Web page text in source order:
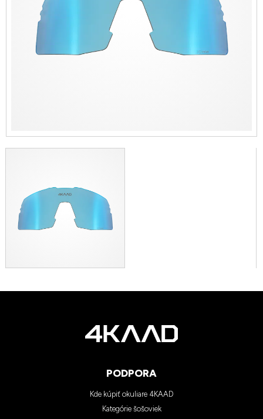
PODPORA
Kde kúpiť okuliare 4KAAD
Kategórie šošoviek